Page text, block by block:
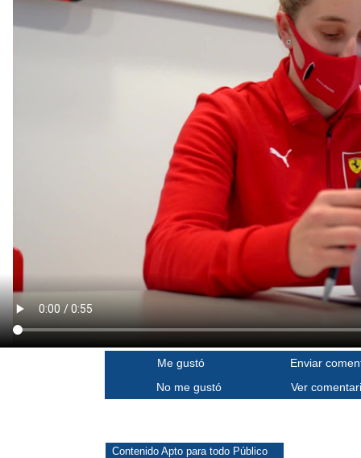
Me gustó
Enviar
No me gustó
Ver
Contenido Apto para todo Público